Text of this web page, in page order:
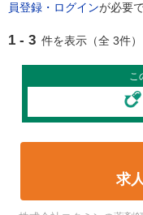
員登録・ログインが必要で
1 - 3 件を表示（全 3件）
こ
求